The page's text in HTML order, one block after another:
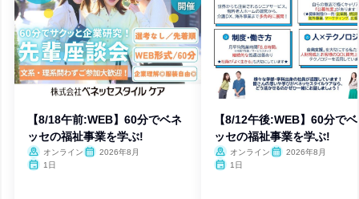
【8/18午前:WEB】60分でベネ
ッセの福祉事業を学ぶ!
オンライン
2026年8月
1日
【8/12午後:WEB】60分で
ッセの福祉事業を学ぶ!
オンライン
2026年8月
1日